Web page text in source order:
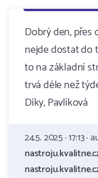
Dobrý den, přes
nejde dostat do
to na základní
trvá déle než
Díky, Pavlíková
24.5. 2025 · 17:13 ·